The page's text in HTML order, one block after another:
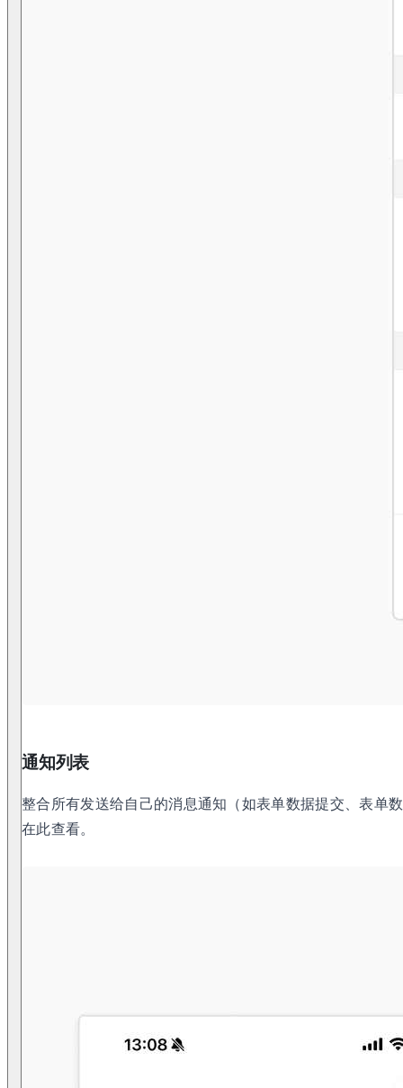
通知列表
整合所有发送给自己的消息通知（如表单数据提交、表单
在此查看。